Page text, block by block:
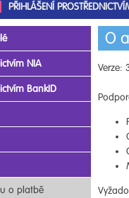
PŘIHLÁŠENÍ
O
Verze:
NIA
BankID
o platbě